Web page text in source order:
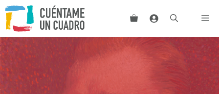
Saltar
al
contenido